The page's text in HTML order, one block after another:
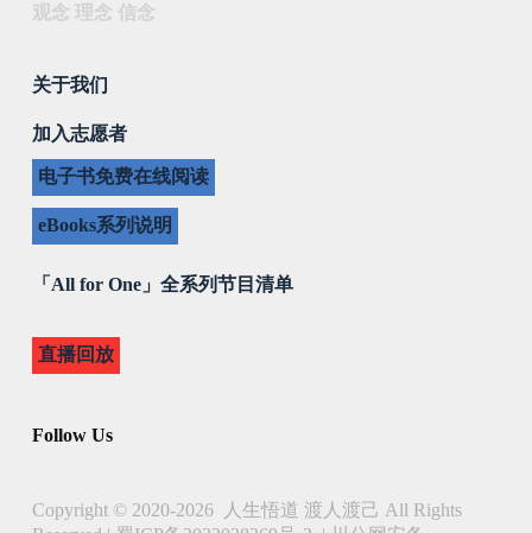
观念 理念 信念
关于我们
加入志愿者
电子书免费在线阅读
eBooks系列说明
「All for One」全系列节目清单
直播回放
Follow Us
Copyright © 2020-2026 人生悟道 渡人渡己 All Rights